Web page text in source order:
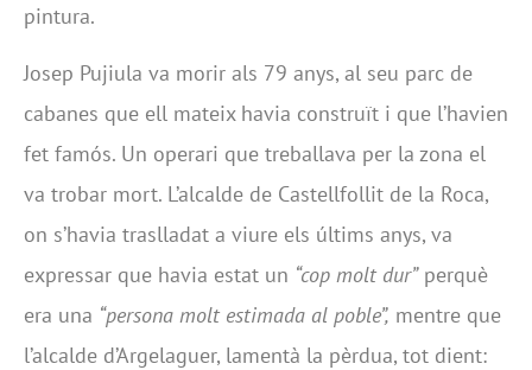
pintura.
Josep Pujiula va morir als 79 anys, al seu parc de
cabanes que ell mateix havia construït i que l’havien
fet famós. Un operari que treballava per la zona el
va trobar mort. L’alcalde de Castellfollit de la Roca,
on s’havia traslladat a viure els últims anys, va
expressar que havia estat un “cop molt dur”perquè
era una “persona molt estimada al poble”, mentre que
l’alcalde d’Argelaguer, lamentà la pèrdua, tot dient: